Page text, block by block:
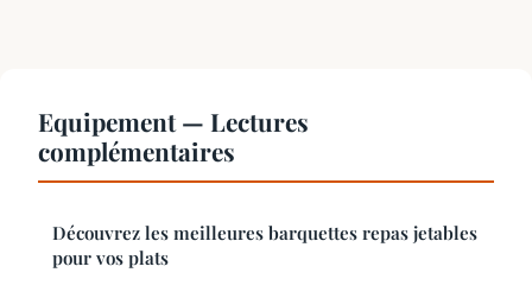
Equipement — Lectures
complémentaires
Découvrez les meilleures barquettes repas jetables
pour vos plats